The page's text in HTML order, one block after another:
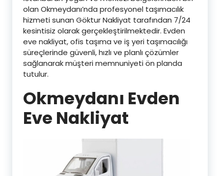
olan Okmeydanı’nda profesyonel taşımacılık
hizmeti sunan Göktur Nakliyat tarafından 7/24
kesintisiz olarak gerçekleştirilmektedir. Evden
eve nakliyat, ofis taşıma ve iş yeri taşımacılığı
süreçlerinde güvenli, hızlı ve planlı çözümler
sağlanarak müşteri memnuniyeti ön planda
tutulur.
Okmeydanı Evden
Eve Nakliyat